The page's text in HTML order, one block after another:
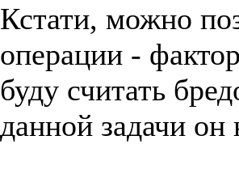
Кстати, можно
операции -
буду считать
данной задачи он